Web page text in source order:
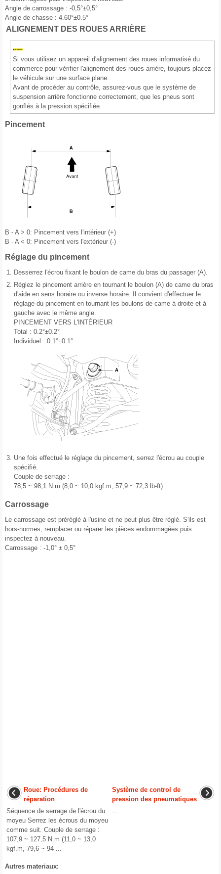
Angle de carrossage : -0,5°±0,5°
Angle de chasse : 4.60°±0.5°
ALIGNEMENT DES ROUES ARRIÈRE
Si vous utilisez un appareil d'alignement des roues informatisé du
commerce pour vérifier l'alignement des roues arrière, toujours placez
le véhicule sur une surface plane.
Avant de procéder au contrôle, assurez-vous que le système de
suspension arrière fonctionne correctement, que les pneus sont
gonflés à la pression spécifiée.
Pincement
B - A > 0: Pincement vers l'intérieur (+)
B - A < 0: Pincement vers l'extérieur (-)
Réglage du pincement
1. Desserrez l'écrou fixant le boulon de came du bras du passager (A).
2. Réglez le pincement arrière en tournant le boulon (A) de came du bras
d'aide en sens horaire ou inverse horaire. Il convient d'effectuer le
réglage du pincement en tournant les boulons de came à droite et à
gauche avec le même angle.
PINCEMENT VERS L'INTÉRIEUR
Total : 0.2°±0.2°
Individuel : 0.1°±0.1°
3. Une fois effectué le réglage du pincement, serrez l'écrou au couple
spécifié.
Couple de serrage :
78,5 ~ 98,1 N.m (8,0 ~ 10,0 kgf.m, 57,9 ~ 72,3 lb-ft)
Carrossage
Le carrossage est préréglé à l'usine et ne peut plus être réglé. S'ils est
hors-normes, remplacer ou réparer les pièces endommagées puis
inspectez à nouveau.
Carrossage : -1,0° ± 0,5°
Roue: Procédures de
réparation
Séquence de serrage de l'écrou du
moyeu Serrez les écrous du moyeu
comme suit. Couple de serrage :
107,9 ~ 127,5 N.m (11,0 ~ 13,0
kgf.m, 79,6 ~ 94 ...
Système de control de
pression des pneumatiques
...
Autres materiaux: